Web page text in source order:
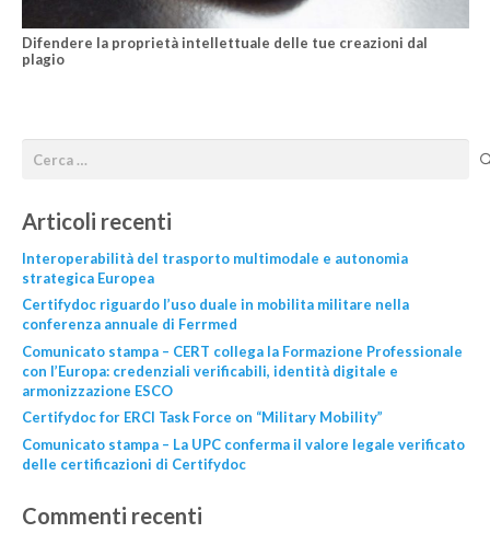
Difendere la proprietà intellettuale delle tue creazioni dal
plagio
Articoli recenti
Interoperabilità del trasporto multimodale e autonomia
strategica Europea
Certifydoc riguardo l’uso duale in mobilita militare nella
conferenza annuale di Ferrmed
Comunicato stampa – CERT collega la Formazione Professionale
con l’Europa: credenziali verificabili, identità digitale e
armonizzazione ESCO
Certifydoc for ERCI Task Force on “Military Mobility”
Comunicato stampa – La UPC conferma il valore legale verificato
delle certificazioni di Certifydoc
Commenti recenti